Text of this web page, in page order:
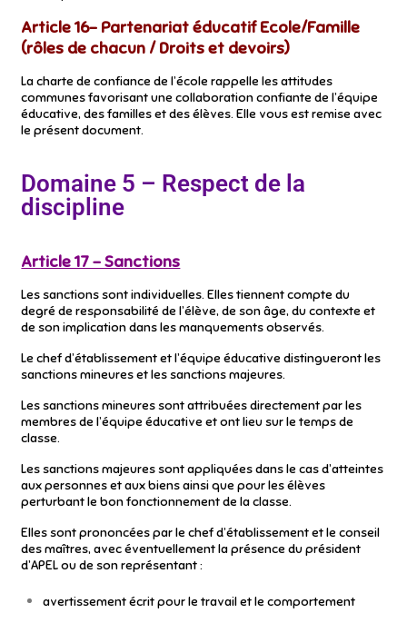
Article 16- Partenariat éducatif Ecole/Famille
(rôles de chacun / Droits et devoirs)
La charte de confiance de l’école rappelle les attitudes
communes favorisant une collaboration confiante de l’équipe
éducative, des familles et des élèves. Elle vous est remise avec
le présent document.
Domaine 5 – Respect de la
discipline
Article 17 – Sanctions
Les sanctions sont individuelles. Elles tiennent compte du
degré de responsabilité de l’élève, de son âge, du contexte et
de son implication dans les manquements observés.
Le chef d’établissement et l’équipe éducative distingueront les
sanctions mineures et les sanctions majeures.
Les sanctions mineures sont attribuées directement par les
membres de l’équipe éducative et ont lieu sur le temps de
classe.
Les sanctions majeures sont appliquées dans le cas d’atteintes
aux personnes et aux biens ainsi que pour les élèves
perturbant le bon fonctionnement de la classe.
Elles sont prononcées par le chef d’établissement et le conseil
des maîtres, avec éventuellement la présence du président
d’APEL ou de son représentant :
avertissement écrit pour le travail et le comportement